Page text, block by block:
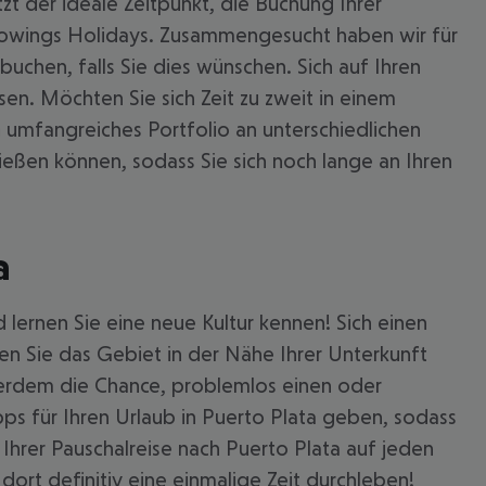
Holidays. Zusammengesucht haben wir für
falls Sie dies wünschen. Sich auf Ihren
Möchten Sie sich Zeit zu zweit in einem
Portfolio an unterschiedlichen
können, sodass Sie sich noch lange an Ihren
Sie eine neue Kultur kennen! Sich einen
Sie das Gebiet in der Nähe Ihrer Unterkunft
die Chance, problemlos einen oder
für Ihren Urlaub in Puerto Plata geben, sodass
Pauschalreise nach Puerto Plata auf jeden
dort definitiv eine einmalige Zeit durchleben!